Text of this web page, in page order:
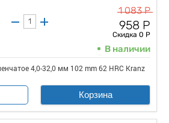
1 083 Р
958 Р
Скидка 0 Р
В наличии
4,0-32,0 мм 102 mm 62 HRC Kranz
Корзина